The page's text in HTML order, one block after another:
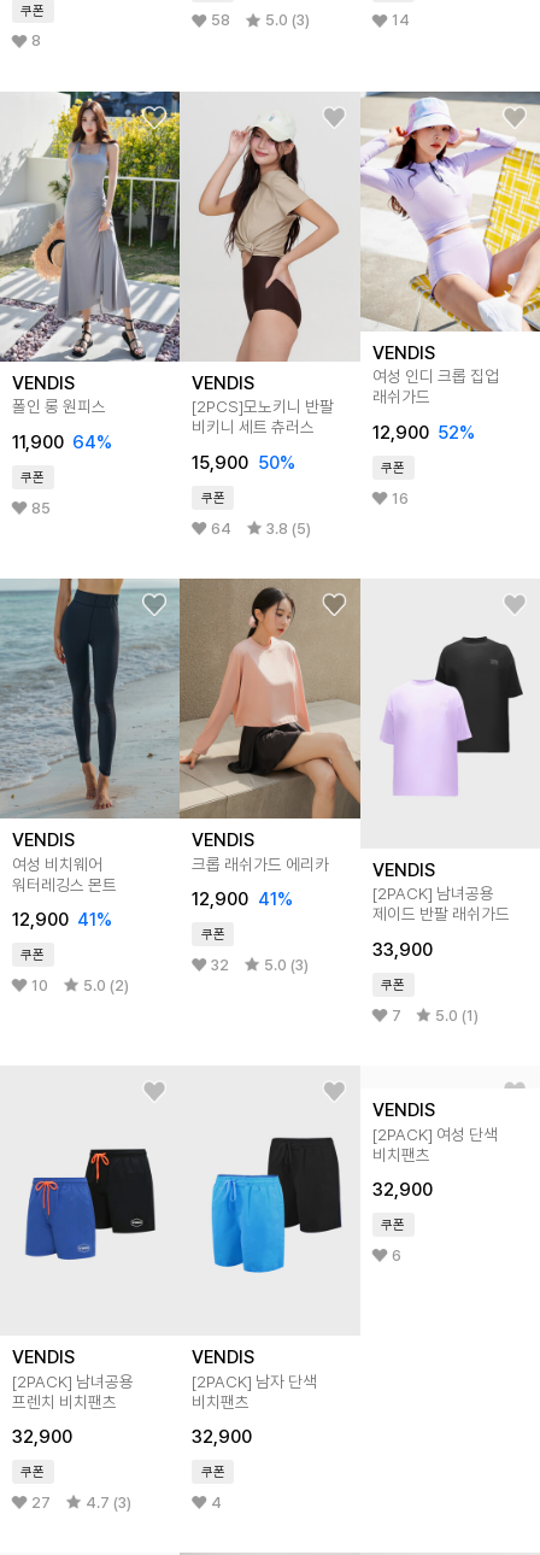
쿠폰
8
58 5.0 (3) 14
VENDIS
폴인 롱 원피스
11,900 64%
쿠폰
85
VENDIS
[2PCS]모노키니 반팔
비키니 세트 츄러스
15,900 50%
쿠폰
64 3.8 (5)
VENDIS
여성 인디 크롭 집업
래쉬가드
12,900 52%
쿠폰
16
VENDIS
여성 비치웨어
워터레깅스 몬트
12,900 41%
쿠폰
10 5.0 (2)
VENDIS
크롭 래쉬가드 에리카
12,900 41%
쿠폰
32 5.0 (3)
VENDIS
[2PACK] 남녀공용
제이드 반팔 래쉬가드
33,900
쿠폰
7 5.0 (1)
VENDIS
[2PACK] 남녀공용
프렌치 비치팬츠
32,900
쿠폰
27 4.7 (3)
VENDIS
[2PACK] 남자 단색
비치팬츠
32,900
쿠폰
4